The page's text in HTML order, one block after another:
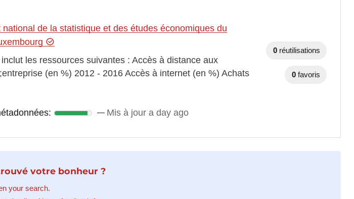
national de la statistique et des études économiques du
les ressources suivantes : Accès à distance aux
(en %) 2012 - 2016 Accès à internet (en %) Achats
Mis à jour a day ago
0 réutilisations
0 favoris
votre bonheur ?
your search.